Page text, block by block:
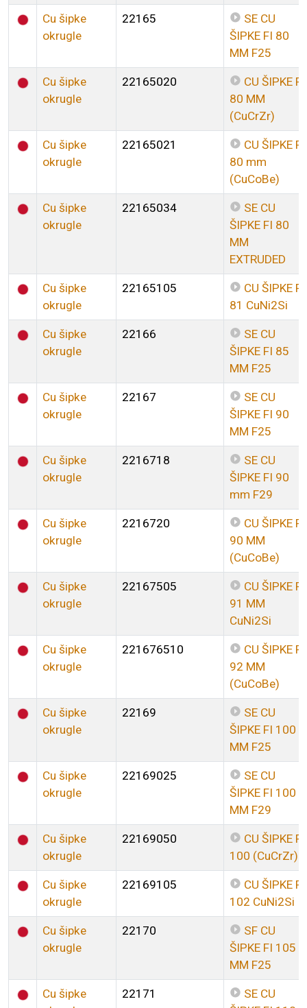
Cu šipke
okrugle
22165
SE CU
ŠIPKE FI 80
MM F25
Cu šipke
okrugle
22165020
CU ŠIPKE FI
80 MM
(CuCrZr)
Cu šipke
okrugle
22165021
CU ŠIPKE FI
80 mm
(CuCoBe)
Cu šipke
okrugle
22165034
SE CU
ŠIPKE FI 80
MM
EXTRUDED
Cu šipke
okrugle
22165105
CU ŠIPKE FI
81 CuNi2Si
Cu šipke
okrugle
22166
SE CU
ŠIPKE FI 85
MM F25
Cu šipke
okrugle
22167
SE CU
ŠIPKE FI 90
MM F25
Cu šipke
okrugle
2216718
SE CU
ŠIPKE FI 90
mm F29
Cu šipke
okrugle
2216720
CU ŠIPKE FI
90 MM
(CuCoBe)
Cu šipke
okrugle
22167505
CU ŠIPKE FI
91 MM
CuNi2Si
Cu šipke
okrugle
221676510
CU ŠIPKE FI
92 MM
(CuCoBe)
Cu šipke
okrugle
22169
SE CU
ŠIPKE FI 100
MM F25
Cu šipke
okrugle
22169025
SE CU
ŠIPKE FI 100
MM F29
Cu šipke
okrugle
22169050
CU ŠIPKE FI
100 (CuCrZr)
Cu šipke
okrugle
22169105
CU ŠIPKE FI
102 CuNi2Si
Cu šipke
okrugle
22170
SF CU
ŠIPKE FI 105
MM F25
Cu šipke
22171
SE CU